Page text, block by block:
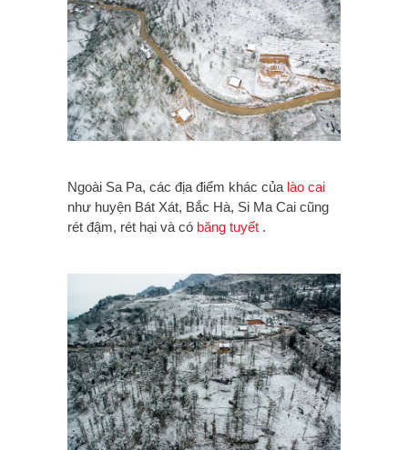
Ngoài Sa Pa, các địa điểm khác của lào cai
như huyện Bát Xát, Bắc Hà, Si Ma Cai cũng
rét đậm, rét hại và có băng tuyết .